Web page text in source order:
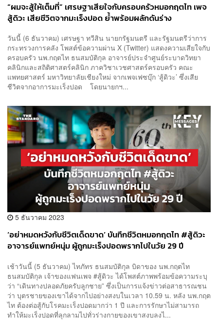
“ผมจะสู้ให้เต็มที่” เศรษฐาเสียใจกับครอบครัวหมอกฤตไท เพจ
สู้ดิวะ เสียชีวิตจากมะเร็งปอด ย้ำพร้อมผลักดันร่าง
วันนี้ (6 ธันวาคม) เศรษฐา ทวีสิน นายกรัฐมนตรี และรัฐมนตรีว่าการ
กระทรวงการคลัง โพสต์ข้อความผ่าน X (Twitter) แสดงความเสียใจกับ
ครอบครัว นพ.กฤตไท ธนสมบัติกุล อาจารย์ประจำศูนย์ระบาดวิทยา
คลินิกและสถิติศาสตร์คลินิก ภาควิชาเวชศาสตร์ครอบครัว คณะ
แพทยศาสตร์ มหาวิทยาลัยเชียงใหม่ จากเพจเฟซบุ๊ก ‘สู้ดิวะ’ ซึ่งเสีย
ชีวิตจากอาการมะเร็งปอด โดยนายกฯ...
5 ธันวาคม 2023
‘อย่าหมดหวังกับชีวิตเด็ดขาด’ บันทึกชีวิตหมอกฤตไท #สู้ดิวะ
อาจารย์แพทย์หนุ่ม ผู้ถูกมะเร็งปอดพรากไปในวัย 29 ปี
เช้าวันนี้ (5 ธันวาคม) ไทภัทร ธนสมบัติกุล บิดาของ นพ.กฤตไท
ธนสมบัติกุล เจ้าของแฟนเพจ #สู้ดิวะ ได้โพสต์ภาพพร้อมข้อความระบุ
ว่า “เดินทางปลอดภัยครับลูกชาย” ซึ่งเป็นการแจ้งข่าวต่อสาธารณชน
ว่า บุตรชายของเขาได้จากไปอย่างสงบในเวลา 10.59 น. หลัง นพ.กฤต
ไท ต้องต่อสู้กับโรคมะเร็งปอดมากว่า 1 ปี และการรักษาไม่สามารถ
ทำให้มะเร็งปอดที่ลุกลามไปทั่วร่างกายของเขาสงบลงไ...